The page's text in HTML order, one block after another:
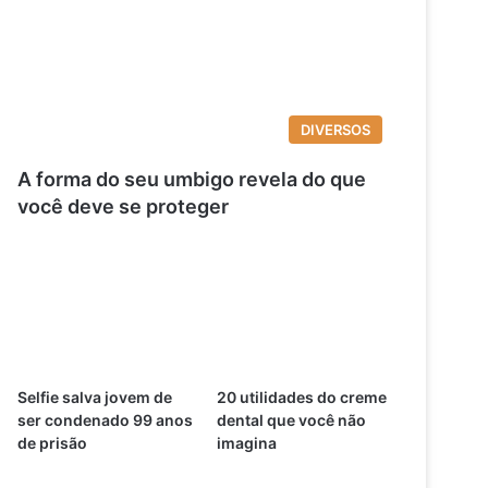
DIVERSOS
A forma do seu umbigo revela do que
você deve se proteger
Selfie salva jovem de
ser condenado 99 anos
de prisão
20 utilidades do creme
dental que você não
imagina